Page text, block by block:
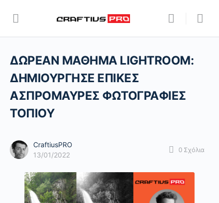
ΔΩΡΕΑΝ ΜΑΘΗΜΑ LIGHTROOM:
ΔΗΜΙΟΥΡΓΗΣΕ ΕΠΙΚΕΣ
ΑΣΠΡΟΜΑΥΡΕΣ ΦΩΤΟΓΡΑΦΙΕΣ
ΤΟΠΙΟΥ
CraftiusPRO
13/01/2022
0 Σχόλια